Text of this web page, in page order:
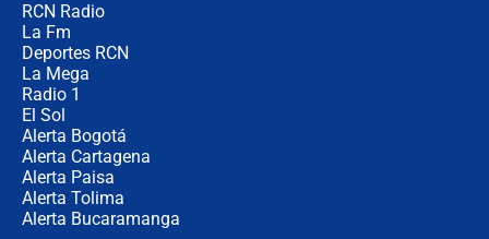
RCN Radio
La Fm
Deportes RCN
La Mega
Radio 1
El Sol
Alerta Bogotá
Alerta Cartagena
Alerta Paisa
Alerta Tolima
Alerta Bucaramanga